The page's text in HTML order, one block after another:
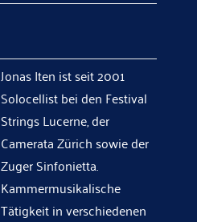
Jonas Iten ist seit 2001
Solocellist bei den Festival
Strings Lucerne, der
Camerata Zürich sowie der
Zuger Sinfonietta.
Kammermusikalische
Tätigkeit in verschiedenen